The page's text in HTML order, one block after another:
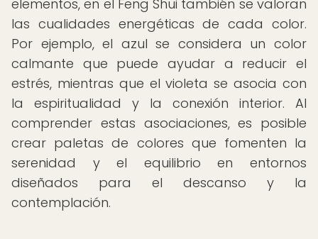
elementos, en el Feng Shui también se valoran
las cualidades energéticas de cada color.
Por ejemplo, el azul se considera un color
calmante que puede ayudar a reducir el
estrés, mientras que el violeta se asocia con
la espiritualidad y la conexión interior. Al
comprender estas asociaciones, es posible
crear paletas de colores que fomenten la
serenidad y el equilibrio en entornos
diseñados para el descanso y la
contemplación.